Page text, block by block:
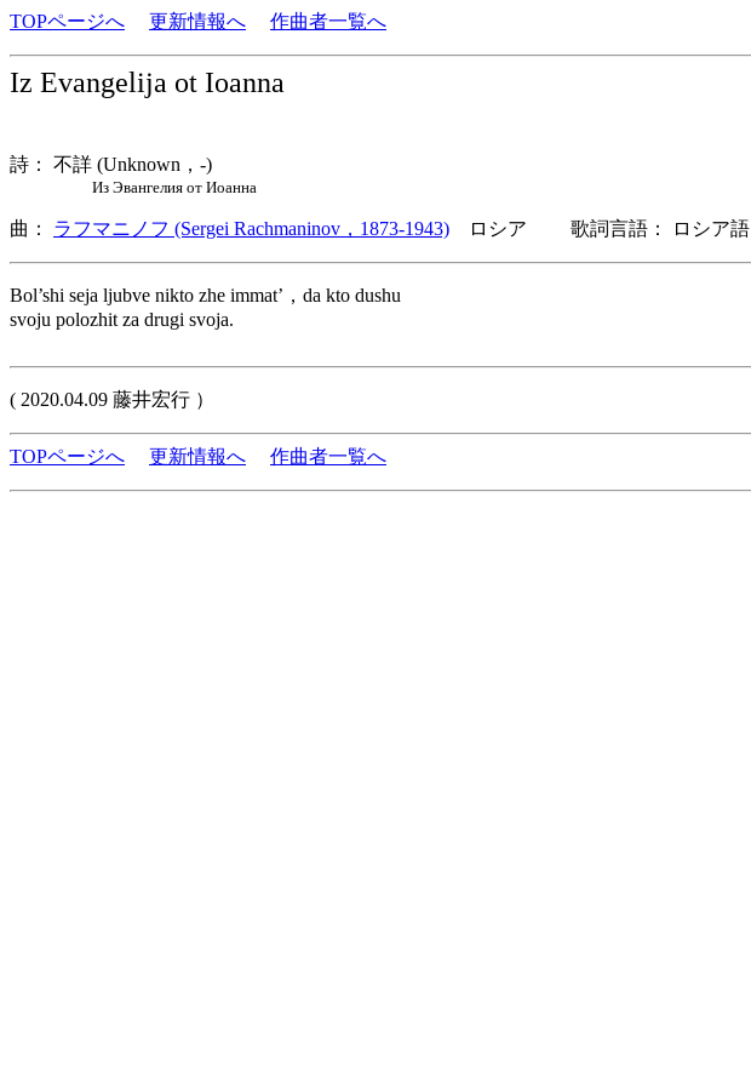
TOPページへ 更新情報へ 作曲者一覧へ
Iz Evangelija ot Ioanna
詩： 不詳 (Unknown，-)
Из Эвангелия от Иоанна
曲： ラフマニノフ (Sergei Rachmaninov，1873-1943) ロシア 歌詞言語： ロシア語
Bol’shi seja ljubve nikto zhe immat’，da kto dushu
svoju polozhit za drugi svoja.
( 2020.04.09 藤井宏行 ）
TOPページへ 更新情報へ 作曲者一覧へ